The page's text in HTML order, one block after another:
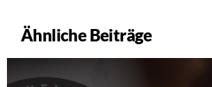
Ähnliche Beiträge